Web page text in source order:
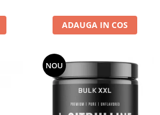
ADAUGA IN COS
NOU